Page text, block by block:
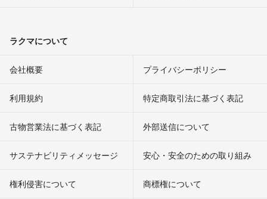
ラクマについて
会社概要 プライバシーポリシー
利用規約 特定商取引法に基づく表記
古物営業法に基づく表記 外部送信について
サステナビリティメッセージ 安心・安全のための取り組み
権利侵害について
商標権について